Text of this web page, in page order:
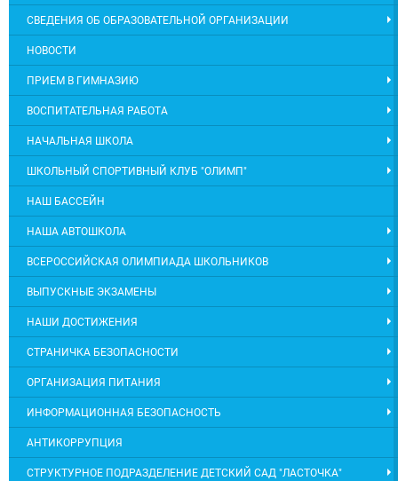
СВЕДЕНИЯ ОБ ОБРАЗОВАТЕЛЬНОЙ ОРГАНИЗАЦИИ
НОВОСТИ
ПРИЕМ В ГИМНАЗИЮ
ВОСПИТАТЕЛЬНАЯ РАБОТА
НАЧАЛЬНАЯ ШКОЛА
ШКОЛЬНЫЙ СПОРТИВНЫЙ КЛУБ "ОЛИМП"
НАШ БАССЕЙН
НАША АВТОШКОЛА
ВСЕРОССИЙСКАЯ ОЛИМПИАДА ШКОЛЬНИКОВ
ВЫПУСКНЫЕ ЭКЗАМЕНЫ
НАШИ ДОСТИЖЕНИЯ
СТРАНИЧКА БЕЗОПАСНОСТИ
ОРГАНИЗАЦИЯ ПИТАНИЯ
ИНФОРМАЦИОННАЯ БЕЗОПАСНОСТЬ
АНТИКОРРУПЦИЯ
СТРУКТУРНОЕ ПОДРАЗДЕЛЕНИЕ ДЕТСКИЙ САД "ЛАСТОЧКА"